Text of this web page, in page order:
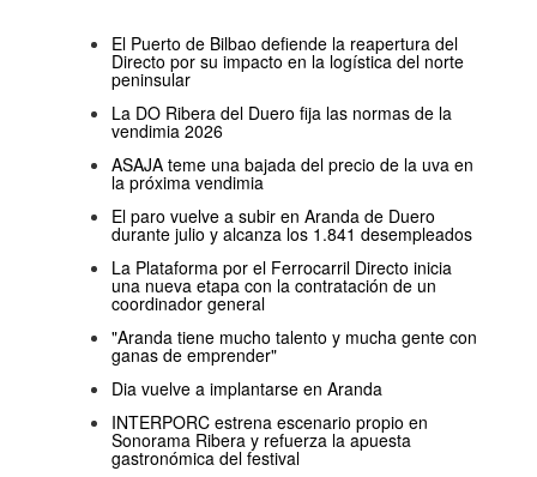
El Puerto de Bilbao defiende la reapertura del
Directo por su impacto en la logística del norte
peninsular
La DO Ribera del Duero fija las normas de la
vendimia 2026
ASAJA teme una bajada del precio de la uva en
la próxima vendimia
El paro vuelve a subir en Aranda de Duero
durante julio y alcanza los 1.841 desempleados
La Plataforma por el Ferrocarril Directo inicia
una nueva etapa con la contratación de un
coordinador general
"Aranda tiene mucho talento y mucha gente con
ganas de emprender"
Dia vuelve a implantarse en Aranda
INTERPORC estrena escenario propio en
Sonorama Ribera y refuerza la apuesta
gastronómica del festival